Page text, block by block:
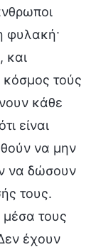
φυλακή·
και
τούς
κάθε
είναι
να μην
να δώσουν
τους.
τους
έχουν